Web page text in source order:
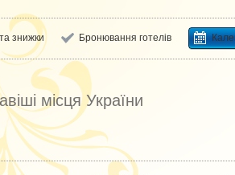
та знижки Бронювання готелів
місця України